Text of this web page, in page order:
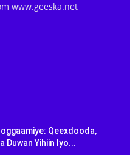
www.geeska.net
Qeexdooda,
Duwan Yihiin Iyo...